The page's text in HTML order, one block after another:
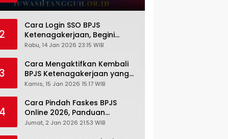
2
Cara Login SSO BPJS
Ketenagakerjaan, Begini
Tutorial Lengkap dan
Rabu, 14 Jan 2026 23:15 WIB
3
Cara Mengaktifkan Kembali
BPJS Ketenagakerjaan yang
Nonaktif, Begini Panduan
Kamis, 15 Jan 2026 15:17 WIB
4
Cara Pindah Faskes BPJS
Online 2026, Panduan
Lengkap via Mobile JKN,
Jumat, 2 Jan 2026 21:53 WIB